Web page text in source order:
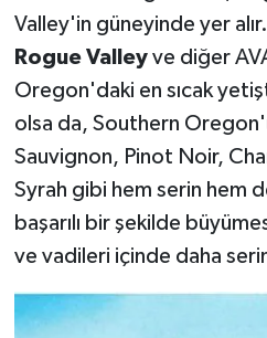
Valley'in güneyinde yer alır.
Rogue Valleyve diğer
Oregon'daki en sıcak
olsa da, Southern
Sauvignon, Pinot Noir,
Syrah gibi hem serin hem
başarılı bir şekilde
ve vadileri içinde daha